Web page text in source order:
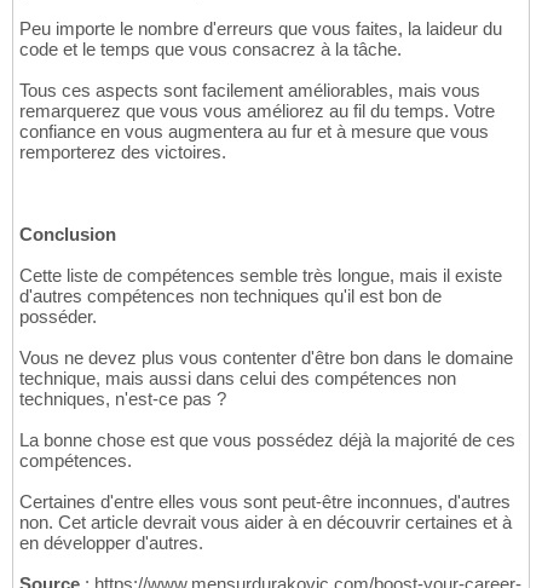
Peu importe le nombre d'erreurs que vous faites, la laideur du
code et le temps que vous consacrez à la tâche.
Tous ces aspects sont facilement améliorables, mais vous
remarquerez que vous vous améliorez au fil du temps. Votre
confiance en vous augmentera au fur et à mesure que vous
remporterez des victoires.
Conclusion
Cette liste de compétences semble très longue, mais il existe
d'autres compétences non techniques qu'il est bon de
posséder.
Vous ne devez plus vous contenter d'être bon dans le domaine
technique, mais aussi dans celui des compétences non
techniques, n'est-ce pas ?
La bonne chose est que vous possédez déjà la majorité de ces
compétences.
Certaines d'entre elles vous sont peut-être inconnues, d'autres
non. Cet article devrait vous aider à en découvrir certaines et à
en développer d'autres.